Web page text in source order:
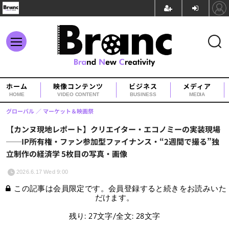
ホーム
HOME
映像コンテンツ
VIDEO CONTENT
ビジネス
BUSINESS
メディア
MEDIA
【カンヌ現地レポート】クリエイター・エコノミーの実装現場
──IP所有権・ファン参加型ファイナンス・“2週間で撮る”独
立制作の経済学 5枚目の写真・画像
グローバル マーケット＆映画祭
2026.6.17 Wed 9:00
この記事は会員限定です。会員登録すると続きをお読みいた
だけます。
残り: 27文字/全文: 28文字